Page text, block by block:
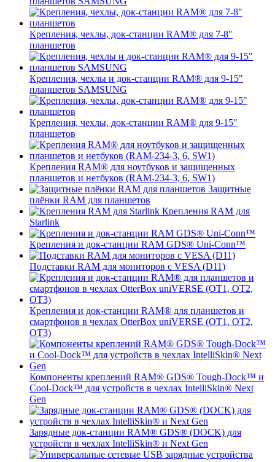
Крепления, чехлы, док-станции RAM® для 7-8"
планшетов
Крепления, чехлы и док-станции RAM® для 9-15"
планшетов SAMSUNG
Крепления, чехлы, док-станции RAM® для 9-15"
планшетов
Крепления RAM® для ноутбуков и защищенных
планшетов и нетбуков (RAM-234-3, 6, SW1)
Защитные
плёнки RAM для планшетов
Крепления RAM для
Starlink
Крепления и док-станции RAM GDS® Uni-Conn™
Подставки RAM для мониторов с VESA (D11)
Крепления и док-станции RAM® для планшетов и
смартфонов в чехлах OtterBox uniVERSE (OT1, OT2,
OT3)
Компоненты креплений RAM® GDS® Tough-Dock™ и
Cool-Dock™ для устройств в чехлах IntelliSkin® Next
Gen
Зарядные док-станции RAM® GDS® (DOCK) для
устройств в чехлах IntelliSkin® и Next Gen